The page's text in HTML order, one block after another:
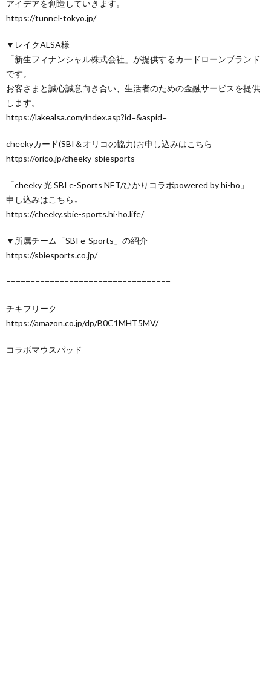
アイデアを創造していきます。
https://tunnel-tokyo.jp/
▼レイクALSA様
「新生フィナンシャル株式会社」が提供するカードローンブランド
です。
お客さまと誠心誠意向き合い、生活者のための金融サービスを提供
します。
https://lakealsa.com/index.asp?id=&aspid=
cheekyカード(SBI＆オリコの協力)お申し込みはこちら
https://orico.jp/cheeky-sbiesports
「cheeky 光 SBI e-Sports NET/ひかりコラボpowered by hi-ho」
申し込みはこちら↓
https://cheeky.sbie-sports.hi-ho.life/
▼所属チーム「SBI e-Sports」の紹介
https://sbiesports.co.jp/
==================================
チキフリーク
https://amazon.co.jp/dp/B0C1MHT5MV/
コラボマウスパッド